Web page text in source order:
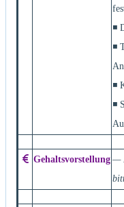
◾
◾
◾
◾
Gehaltsvorstellung —